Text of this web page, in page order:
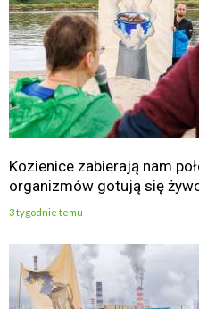
Kozienice zabierają nam
organizmów gotują się
3 tygodnie temu